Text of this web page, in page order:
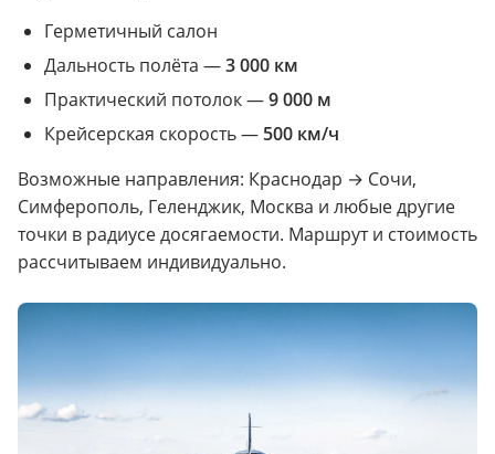
Герметичный салон
Дальность полёта —3 000 км
Практический потолок —9 000 м
Крейсерская скорость — 500 км/ч
Возможные направления: Краснодар → Сочи,
Симферополь, Геленджик, Москва и любые другие
точки в радиусе досягаемости. Маршрут и стоимость
рассчитываем индивидуально.